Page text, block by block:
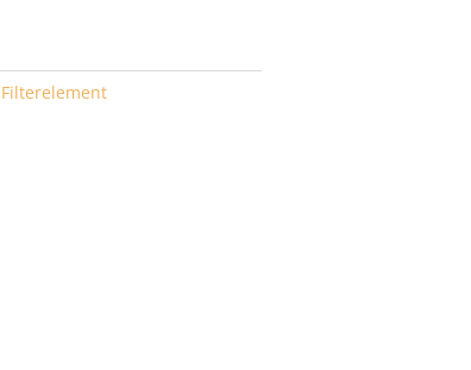
Filterelement